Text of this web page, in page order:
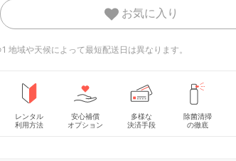
お気に入り
地域や天候によって最短配送日は異なります。
レンタル
利用方法
安心補償
オプション
多様な
決済手段
除菌清掃
の徹底